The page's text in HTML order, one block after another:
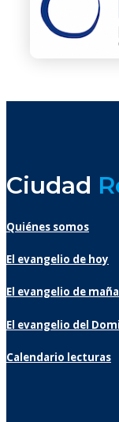
Ciudad
Quiénes somos
El evangelio de hoy
El evangelio de
El evangelio del
Calendario lecturas